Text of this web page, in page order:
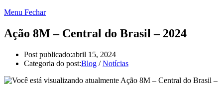
Menu Fechar
Ação 8M – Central do Brasil – 2024
Post publicado:abril 15, 2024
Categoria do post:Blog / Notícias